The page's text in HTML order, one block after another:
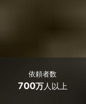
依頼者数
700万人以上